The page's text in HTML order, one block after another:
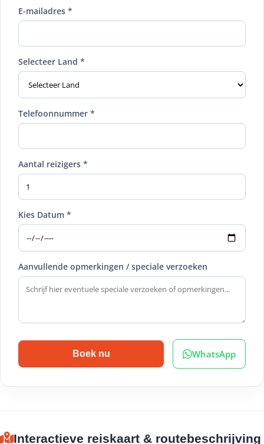
E-mailadres *
Selecteer Land *
Telefoonnummer *
Aantal reizigers *
Kies Datum *
Aanvullende opmerkingen / speciale verzoeken
Boek nu WhatsApp
Interactieve reiskaart & routebeschrijving